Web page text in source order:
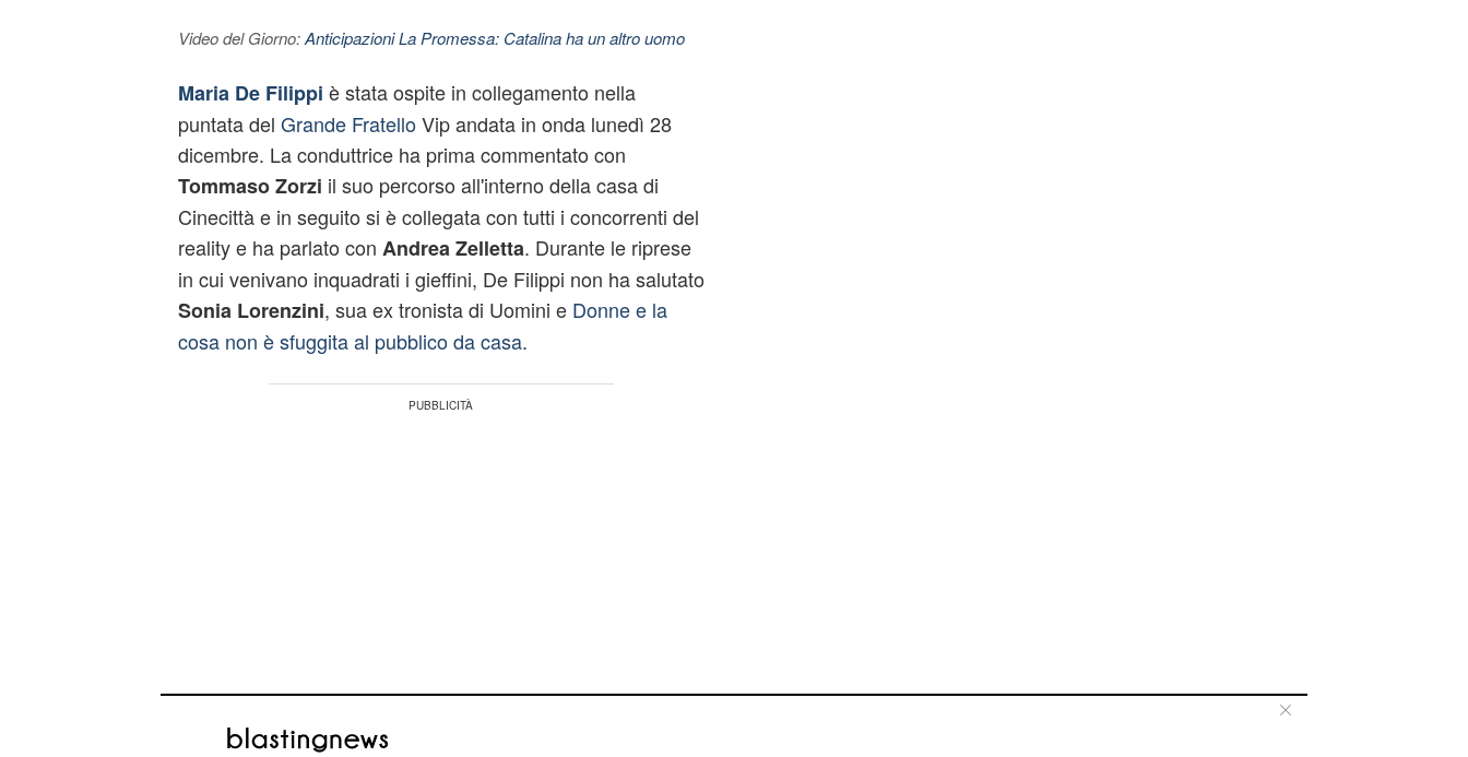
Video del Giorno:Anticipazioni La Promessa: Catalina ha un altro uomo
Maria De Filippi è stata ospite in collegamento nella
puntata del Grande FratelloVip andata in onda lunedì 28
dicembre. La conduttrice ha prima commentato con
Tommaso Zorzi il suo percorso all'interno della casa di
Cinecittà e in seguito si è collegata con tutti i concorrenti del
reality e ha parlato con Andrea Zelletta. Durante le riprese
in cui venivano inquadrati i gieffini, De Filippi non ha salutato
Sonia Lorenzini, sua ex tronista di Uomini e Donne e la
cosa non è sfuggita al pubblico da casa.